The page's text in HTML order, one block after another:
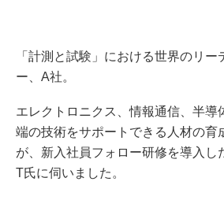
「計測と試験」における世界のリー
ー、A社。
エレクトロニクス、情報通信、半導
端の技術をサポートできる人材の育
が、新入社員フォロー研修を導入し
T氏に伺いました。